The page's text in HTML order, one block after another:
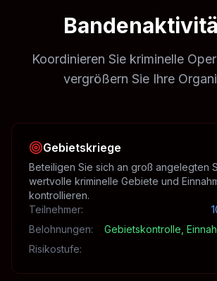
Koordinieren Sie kriminelle
vergrößern Sie Ihre
Gebietskriege
Beteiligen Sie sich an groß angelegten
wertvolle kriminelle Gebiete und
kontrollieren.
Teilnehmer:
Belohnungen:
Gebietskontrolle,
Risikostufe: